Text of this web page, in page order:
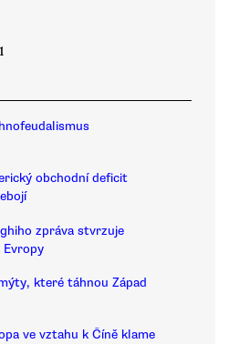
obchodní deficit
zpráva stvrzuje
Evropy
které táhnou Západ
ve vztahu k Číně klame